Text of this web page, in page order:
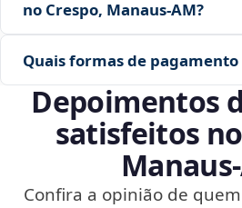
no Crespo, Manaus‑AM?
Quais formas de pagamento
Depoimentos
satisfeitos
Confira a opinião de